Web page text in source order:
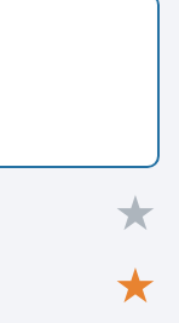
★
★